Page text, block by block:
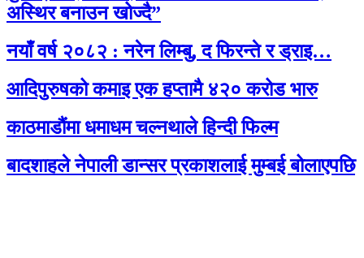
अस्थिर बनाउन खोज्दै”
नयाँ वर्ष २०८२ : नरेन लिम्बु, द फिरन्ते र ड्राइ…
आदिपुरुषको कमाइ एक हप्तामै ४२० करोड भारु
काठमाडौंमा धमाधम चल्नथाले हिन्दी फिल्म
बादशाहले नेपाली डान्सर प्रकाशलाई मुम्बई बोलाएपछि